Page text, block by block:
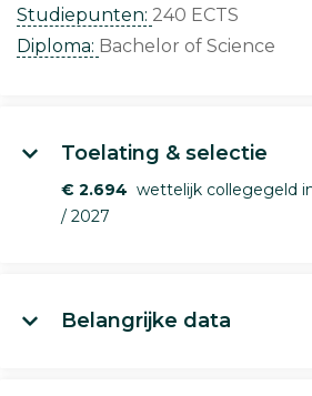
Studiepunten: 240 ECTS
Diploma: Bachelor of Science
Toelating & selectie
€ 2.694 wettelijk collegegeld
/ 2027
Belangrijke data